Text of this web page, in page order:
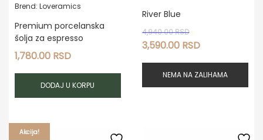
Brend: Loveramics
Premium porcelanska
šolja za espresso
1,780.00 RSD
DODAJ U KORPU
River Blue
4,940.00RSDOriginalna
cena
bila:
4,940.00 RSD.
3,590.00 RSDTrenutna
je:
3,590.00 RSD.
NEMA NA ZALIHAMA
Akcija!